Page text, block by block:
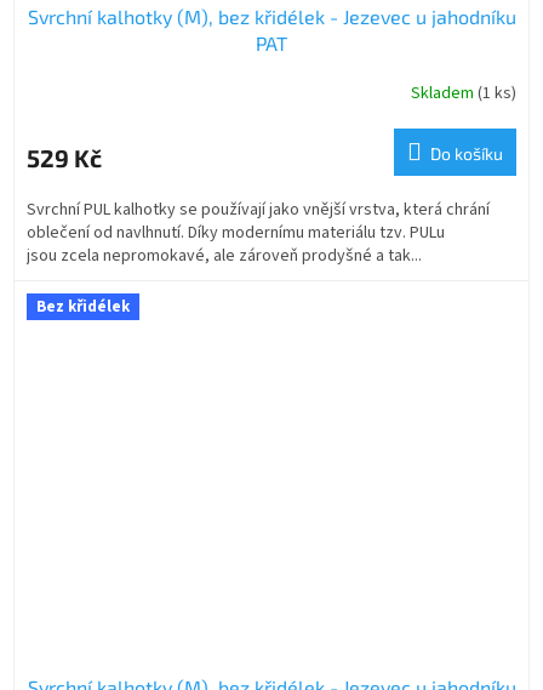
Svrchní kalhotky (M), bez křidélek - Jezevec u jahodníku
PAT
Skladem (1 ks)
529 Kč Do košíku
Svrchní PUL kalhotky se používají jako vnější vrstva, která chrání
oblečení od navlhnutí. Díky modernímu materiálu tzv. PULu
jsou zcela nepromokavé, ale zároveň prodyšné a tak...
Bez křidélek